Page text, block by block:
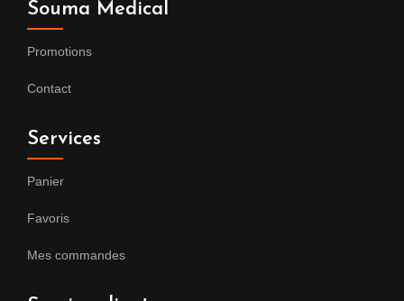
Souma Medical
Promotions
Contact
Services
Panier
Favoris
Mes commandes